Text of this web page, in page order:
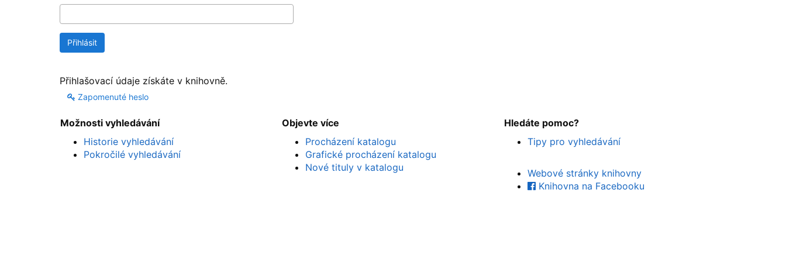
Přihlašovací údaje získáte v knihovně.
Zapomenuté heslo
Možnosti vyhledávání
Historie vyhledávání
Pokročilé vyhledávání
Objevte více
Procházení katalogu
Grafické procházení katalogu
Nové tituly v katalogu
Hledáte pomoc?
Tipy pro vyhledávání
Webové stránky knihovny
Knihovna na Facebooku